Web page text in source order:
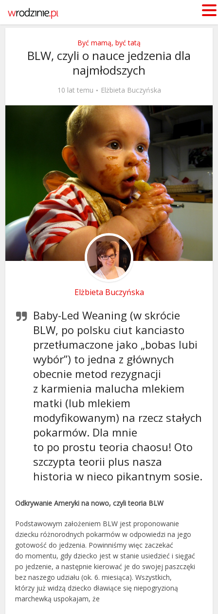
Być mamą, być tatą
BLW, czyli o nauce jedzenia dla
najmłodszych
10 lat temu Elżbieta Buczyńska
Elżbieta Buczyńska
Baby-Led Weaning (w skrócie
BLW, po polsku ciut kanciasto
przetłumaczone jako „bobas lubi
wybór”) to jedna z głównych
obecnie metod rezygnacji
z karmienia malucha mlekiem
matki (lub mlekiem
modyfikowanym) na rzecz stałych
pokarmów. Dla mnie
to po prostu teoria chaosu! Oto
szczypta teorii plus nasza
historia w nieco pikantnym sosie.
Odkrywanie Ameryki na nowo, czyli teoria BLW
Podstawowym założeniem BLW jest proponowanie
dziecku różnorodnych pokarmów w odpowiedzi na jego
gotowość do jedzenia. Powinniśmy więc zaczekać
do momentu, gdy dziecko jest w stanie usiedzieć i sięgać
po jedzenie, a następnie kierować je do swojej paszczęki
bez naszego udziału (ok. 6. miesiąca). Wszystkich,
którzy już widzą dziecko dławiące się niepogryzioną
marchewką uspokajam, że